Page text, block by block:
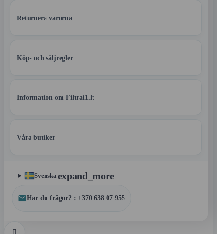
Returnera varorna
Köp- och säljregler
Information om Filtrai1.lt
Våra butiker
Svenska expand_more
Har du frågor? : +370 638 07 955